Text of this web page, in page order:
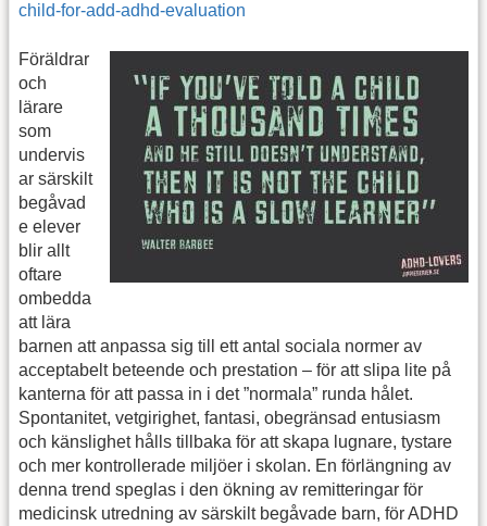
child-for-add-adhd-evaluation
Föräldrar
och
lärare
som
undervis
ar särskilt
begåvad
e elever
blir allt
oftare
ombedda
att lära
barnen att anpassa sig till ett antal sociala normer av
acceptabelt beteende och prestation – för att slipa lite på
kanterna för att passa in i det ”normala” runda hålet.
Spontanitet, vetgirighet, fantasi, obegränsad entusiasm
och känslighet hålls tillbaka för att skapa lugnare, tystare
och mer kontrollerade miljöer i skolan. En förlängning av
denna trend speglas i den ökning av remitteringar för
medicinsk utredning av särskilt begåvade barn, för ADHD